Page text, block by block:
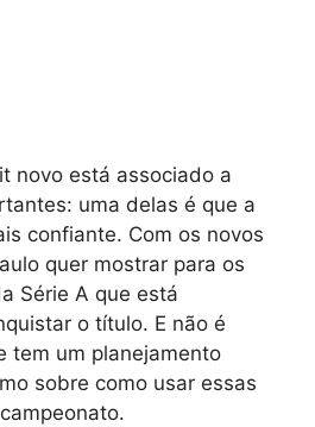
novo está associado a
uma delas é que a
confiante. Com os novos
quer mostrar para os
Série A que está
o título. E não é
tem um planejamento
sobre como usar essas